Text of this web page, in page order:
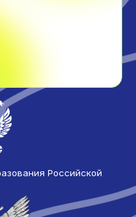
Российской